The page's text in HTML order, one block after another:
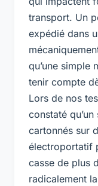
transport. Un
expédié dans
qu’une simple
tenir compte
Lors de nos
constaté
cartonnés sur
électroportatif
casse de plus
radicalement